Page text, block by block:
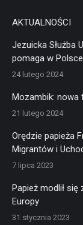
AKTUALNOŚCI
Jezuicka Służba
pomaga w Polsce
24 lutego 2024
Mozambik: nowa
21 lutego 2024
Orędzie papieża
Migrantów i
7 lipca 2023
Papież modlił
Europy
31 stycznia 2023